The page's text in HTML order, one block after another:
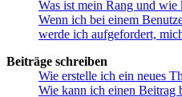
Was ist mein Rang und wie
Wenn ich bei einem
werde ich aufgefordert,
Beiträge schreiben
Wie erstelle ich ein neues
Wie kann ich einen Beitrag